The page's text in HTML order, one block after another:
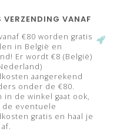
VERZENDING VANAF
€80 worden gratis
in België en
Er wordt €8 (België)
aangerekend
onder de €80.
in de winkel gaat ook,
de eventuele
gratis en haal je